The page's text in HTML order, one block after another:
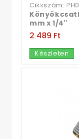
Cikkszám:
mm x 1/4"
2 489 Ft‎
Készleten